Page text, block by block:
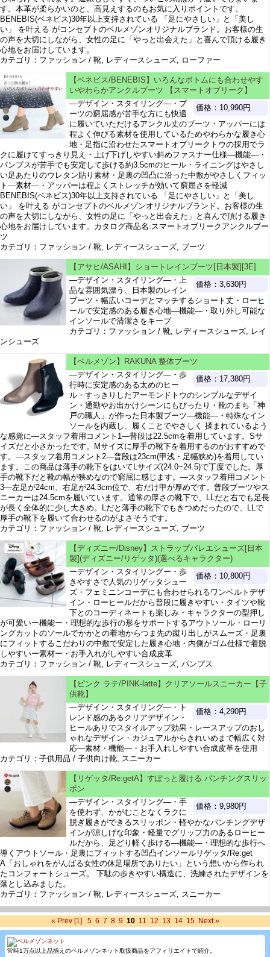
す。本革が柔らかいのと、高見えするのもお気に入りポイントです。
BENEBIS(ベネビス)30年以上支持されている 「足にやさしい」と「美し
い」 を叶える がコンセプトのベルメゾンオリジナルブランド。お客様の生
の声を大切にしながら、女性の足に「やっと出会えた」と喜んで頂ける履き
心地をお届けしています。
カテゴリ：ファッション / 靴, レディースシューズ, ローファー
【ベネビス/BENEBIS】いろんなボトムにも合わせやす
いやわらかアンクルブーツ 【スマートオブリーク】
価格：10,990円
―デザイン・スタイリング―・ブ
ーツの窮屈感が苦手な方にも快適
に履いていただけるアンクル丈のブーツ・アッパーには
程よく伸びる素材を使用しているためやわらかな履き心
地・足指に沿わせたスマートオブリークトウの採用でラ
クに履けてすっきり見え・上げ下げしやすい斜めファスナー仕様―機能―・
パンプスが苦手でも安定して歩ける約3.5cmのヒール・ライニングはやさし
い足あたりのウレタン貼り素材・足裏の凹凸に沿った中敷がやさしくフィッ
ト―素材―・アッパーは程よくストレッチが効いて窮屈さを軽減
BENEBIS(ベネビス)30年以上支持されている 「足にやさしい」と「美し
い」 を叶える がコンセプトのベルメゾンオリジナルブランド。お客様の生
の声を大切にしながら、女性の足に「やっと出会えた」と喜んで頂ける履き
心地をお届けしています。カタログ商品名:スマートオブリークアンクルブー
ツ
カテゴリ：ファッション / 靴, レディースシューズ, ブーツ
【アサヒ/ASAHI】ショートレインブーツ[日本製][3E]
価格：3,630円
―デザイン・スタイリング―・上
品な雰囲気漂う、日本製のレイン
ブーツ・幅広いコーデとマッチするショート丈・ローヒ
ールで安定感のある履き心地―機能―・取り外し可能な
インソールで清潔さをキープ
カテゴリ：ファッション / 靴, レディースシューズ, レイ
ンシューズ
【ベルメゾン】RAKUNA 整体ブーツ
価格：17,380円
―デザイン・スタイリング―・歩
行時に安定感のある太めのヒー
ル・すっきりしたアーモンドトウのシンプルなデザイ
ン・通勤やお出かけシーンにもぴったり・靴のまち「神
戸の職人」が作った日本製ブーツ―機能―・特殊なイン
ソールを内蔵し、履くことでやさしく 揉まれているよう
な感覚に―スタッフ着用コメント1―普段は22.5cmを着用しています。Sサ
イズだと小さかったです。Mサイズに厚手の靴下を着用するのがおすすめで
す。―スタッフ着用コメント2―普段は23cm(甲浅・足幅狭め)を着用してい
ます。この商品は薄手の靴下をはいてLサイズ(24.0~24.5)で丁度でした。厚
手の靴下だと靴の幅が狭めなので窮屈に感じます。―スタッフ着用コメント
3―左足が24cm、右足が24.3cm位で、右だけ甲が厚めです。普段ブーツやス
ニーカーは24.5cmを履いています。通常の厚さの靴下で、LLだと右でも足長
が長く全体的に少し大きめ。Lだと薄手の靴下でもきつめだったので、LLで
厚手の靴下を履いて合わせるのがよさそうです。
カテゴリ：ファッション / 靴, レディースシューズ, ブーツ
【ディズニー/Disney】ストラップバレエシューズ[日本
製](ディズニー/リゲッタ)(選べるキャラクター)
価格：10,800円
ーデザイン・スタイリングー・歩
きやすさで人気のリゲッタシュー
ズ・フェミニンコーデにも合わせられるワンベルトデザ
イン・ローヒールだから普段に履きやすい・タイツや靴
下とのコーディネートも楽しみ・キャラクターの型押し
が可愛いー機能ー・理想的な歩行の形をサポートするアウトソール・ローリ
ングカットのソールでかかとの着地からつま先の蹴り出しがスムーズ・足裏
にフィットするこだわりの中敷で安定した履き心地・内側がゴム仕様で着脱
しやすいー素材ー・お手入れがしやすい合成皮革
カテゴリ：ファッション / 靴, レディースシューズ, パンプス
【ピンク ラテ/PINK-latte】クリアソールスニーカー【子
供靴】
価格：4,290円
―デザイン・スタイリング―・ト
レンド感のあるクリアデザイン・
ヒールありでスタイルアップ効果・レースアップのおし
ゃれなデザイン・カジュアルからきれいめまで幅広く対
応―素材・機能―・お手入れしやすい合成皮革を使用
カテゴリ：子供用品 / 子供向け靴, スニーカー
【リゲッタ/Re:getA】すぽっと履ける パンチングスリッ
ポン
価格：9,980円
―デザイン・スタイリング―・手
を使わず、かがむことなくラクに
脱ぎ履きができるスリッポン・軽やかなパンチングデザ
インが涼しげな印象・軽量でグリップ力のあるローヒー
ルだから、足どり軽く歩ける―機能―・理想的な歩行へ
導くアウトソール・足裏にフィットする凹凸インソールリゲッタ/Re:get
A「おしゃれをがんばる女性の休足場所でありたい」という想いから作られ
たコンフォートシューズ。 下駄の歩きやすい構造に、洗練されたデザインを
落とし込みました。
カテゴリ：ファッション / 靴, レディースシューズ, スニーカー
« Prev [1] 5 6 7 8 9 10 11 12 13 14 15 Next »
常時1万点以上品揃えのベルメゾンネット取扱商品をアフィリエイトで紹介。